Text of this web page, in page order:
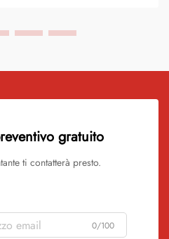
gratuito
ti contatterà presto.
0/100